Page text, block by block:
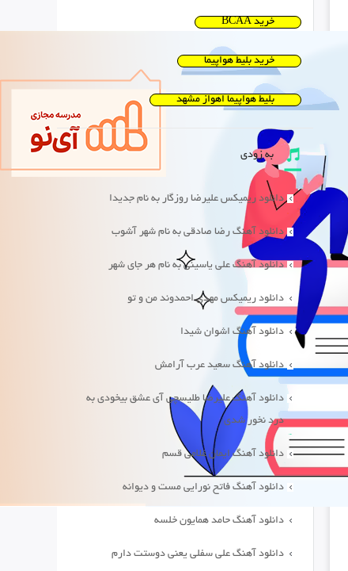
خرید BCAA
خرید بلیط هواپیما
بلیط هواپیما اهواز مشهد
به زودی
دانلود ریمیکس علیرضا روزگار به نام جدیدا
دانلود آهنگ رضا صادقی به نام شهر آشوب
دانلود آهنگ علی یاسینی به نام هر جای شهر
دانلود ریمیکس مهدی احمدوند من و تو
دانلود آهنگ اشوان شیدا
دانلود آهنگ سعید عرب آرامش
دانلود آهنگ علیرضا طلیسچی آی عشق بیخودی به
درد نخور شدی
دانلود آهنگ ایمان غلامی قسم
دانلود آهنگ فاتح نورایی مست و دیوانه
دانلود آهنگ حامد همایون خلسه
دانلود آهنگ علی سفلی یعنی دوستت دارم